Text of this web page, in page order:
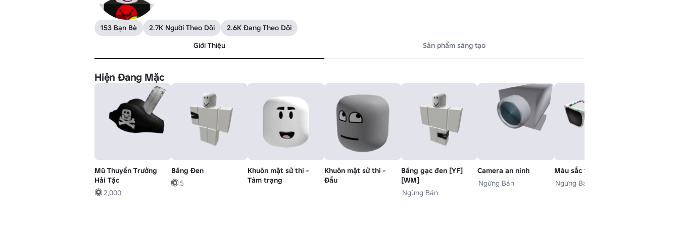
153 Bạn Bè 2.7K Người Theo Dõi
2.6K Đang Theo Dõi
Giới Thiệu
Sản phẩm sáng tạo
Hiện Đang Mặc
Mũ Thuyền Trưởng
Hải Tặc
2,000
Băng Đen
5
Khuôn mặt sử thi -
Tâm trạng
Khuôn mặt sử thi -
Đầu
Băng gạc đen [YF]
[WM]
Ngừng Bán
Camera an ninh
Ngừng Bán
Màu sắc tiệc
Ngừng Bán